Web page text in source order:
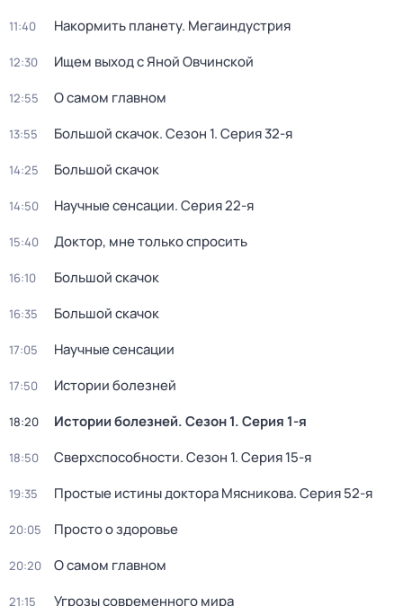
11:40 Накормить планету. Мегаиндустрия
12:30 Ищем выход с Яной Овчинской
12:55 О самом главном
13:55 Большой скачок. Сезон 1. Серия 32-я
14:25 Большой скачок
14:50 Научные сенсации. Серия 22-я
15:40 Доктор, мне только спросить
16:10 Большой скачок
16:35 Большой скачок
17:05 Научные сенсации
17:50 Истории болезней
18:20 Истории болезней. Сезон 1. Серия 1-я
18:50 Сверхспособности. Сезон 1. Серия 15-я
19:35 Простые истины доктора Мясникова. Серия 52-я
20:05 Просто о здоровье
20:20 О самом главном
21:15 Угрозы современного мира